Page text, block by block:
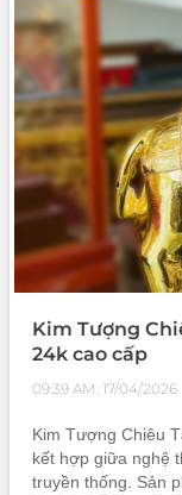
Kim Tượng
24k cao cấp
09:39 AM, 17/04/2026
Kim Tượng Chiêu
kết hợp giữa nghệ
truyền thống. Sản